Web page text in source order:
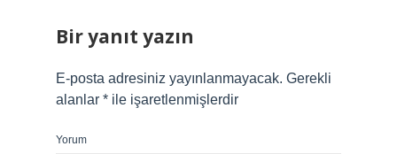
Bir yanıt yazın
E-posta adresiniz yayınlanmayacak. Gerekli
alanlar * ile işaretlenmişlerdir
Yorum